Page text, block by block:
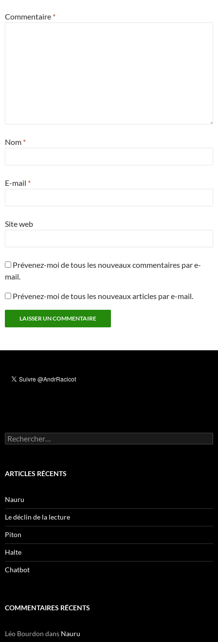
Commentaire *
Nom *
E-mail *
Site web
Prévenez-moi de tous les nouveaux commentaires par e-
mail.
Prévenez-moi de tous les nouveaux articles par e-mail.
Rechercher :
ARTICLES RÉCENTS
Nauru
Le déclin de la lecture
Piton
Halte
Chatbot
COMMENTAIRES RÉCENTS
Léo Bourdon dans Nauru